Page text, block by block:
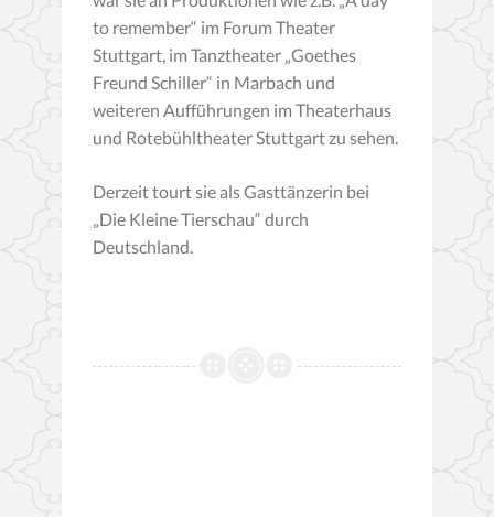
to remember“ im Forum Theater
Stuttgart, im Tanztheater „Goethes
Freund Schiller“ in Marbach und
weiteren Aufführungen im Theaterhaus
und Rotebühltheater Stuttgart zu sehen.
Derzeit tourt sie als Gasttänzerin bei
„Die Kleine Tierschau“ durch
Deutschland.